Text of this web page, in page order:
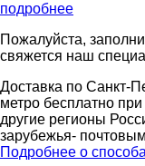
подробнее
Пожалуйста,
свяжется наш
Доставка по Санкт-
метро бесплатно
другие регионы
зарубежья-
Подробнее о